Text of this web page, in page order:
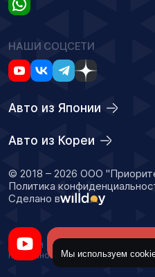
НАШИ СОЦСЕТИ
Авто из Японии
Авто из Кореи
© 2018 – 2026 ООО
Политика
Сделано в
Данный сайт носит
публичной офертой
Мы используем